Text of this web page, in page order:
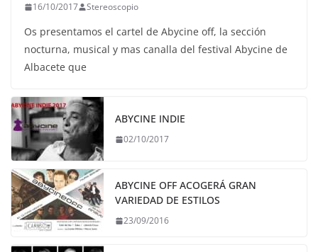
16/10/2017 Stereoscopio
Os presentamos el cartel de Abycine off, la sección
nocturna, musical y mas canalla del festival Abycine de
Albacete que
ABYCINE INDIE
02/10/2017
ABYCINE OFF ACOGERÁ GRAN
VARIEDAD DE ESTILOS
23/09/2016